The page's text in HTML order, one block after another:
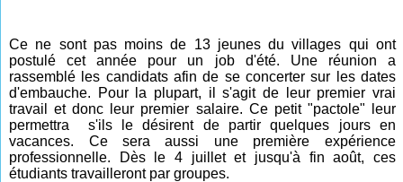
Ce ne sont pas moins de 13 jeunes du villages qui ont
postulé cet année pour un job d'été. Une réunion a
rassemblé les candidats afin de se concerter sur les dates
d'embauche. Pour la plupart, il s'agit de leur premier vrai
travail et donc leur premier salaire. Ce petit "pactole" leur
permettra s'ils le désirent de partir quelques jours en
vacances. Ce sera aussi une première expérience
professionnelle. Dès le 4 juillet et jusqu'à fin août, ces
étudiants travailleront par groupes.